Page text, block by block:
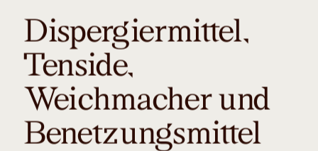
Dispergiermittel,
Tenside,
Weichmacher und
Benetzungsmittel